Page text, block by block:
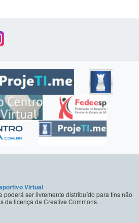
Virtual
poderá ser livremente distribuído para fins não
da licença da Creative Commons.